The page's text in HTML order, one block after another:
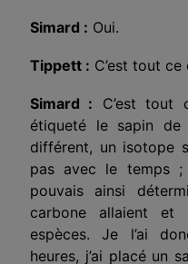
Simard : Oui.
Tippett : C’est tout ce
Simard : C’est tout
étiqueté le sapin
différent, un isotope
pas avec le temps ;
pouvais ainsi
carbone allaient et
espèces. Je l’ai
heures, j’ai placé un